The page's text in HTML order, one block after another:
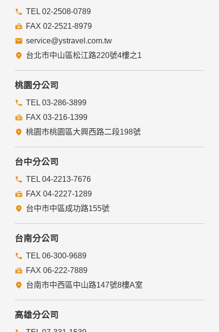
TEL 02-2508-0789
FAX 02-2521-8979
service@ystravel.com.tw
台北市中山區松江路220號4樓之1
桃園分公司
TEL 03-286-3899
FAX 03-216-1399
桃園市桃園區大興西路二段198號
台中分公司
TEL 04-2213-7676
FAX 04-2227-1289
台中市中區成功路155號
台南分公司
TEL 06-300-9689
FAX 06-222-7889
台南市中西區中山路147號8樓A室
高雄分公司